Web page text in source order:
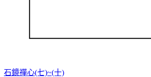
石鏡禪心(七)~(十)